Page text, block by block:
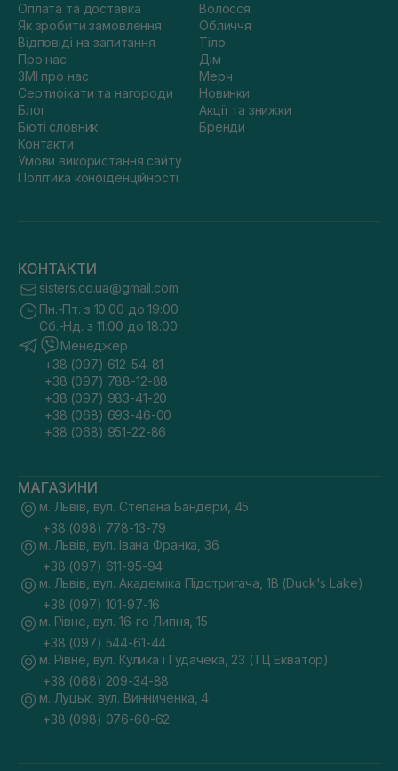
Оплата та доставка
Як зробити замовлення
Відповіді на запитання
Про нас
ЗМІ про нас
Сертифікати та нагороди
Блог
Бюті словник
Контакти
Умови використання сайту
Політика конфіденційності
Волосся
Обличчя
Тіло
Дім
Мерч
Новинки
Акції та знижки
Бренди
КОНТАКТИ
sisters.co.ua@gmail.com
Пн.-Пт. з 10:00 до 19:00
Сб.-Нд. з 11:00 до 18:00
Менеджер
+38 (097) 612-54-81
+38 (097) 788-12-88
+38 (097) 983-41-20
+38 (068) 693-46-00
+38 (068) 951-22-86
МАГАЗИНИ
м. Львів, вул. Степана Бандери, 45
+38 (098) 778-13-79
м. Львів, вул. Івана Франка, 36
+38 (097) 611-95-94
м. Львів, вул. Академіка Підстригача, 1В (Duck's Lake)
+38 (097) 101-97-16
м. Рівне, вул. 16-го Липня, 15
+38 (097) 544-61-44
м. Рівне, вул. Кулика і Гудачека, 23 (ТЦ Екватор)
+38 (068) 209-34-88
м. Луцьк, вул. Винниченка, 4
+38 (098) 076-60-62